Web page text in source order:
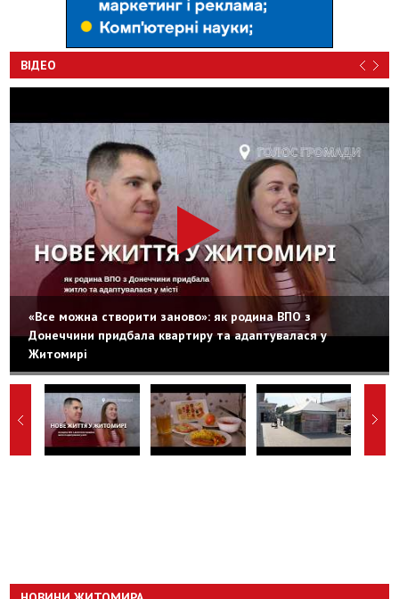
ВІДЕО
«Все можна створити заново»: як родина ВПО з
Донеччини придбала квартиру та адаптувалася у
Житомирі